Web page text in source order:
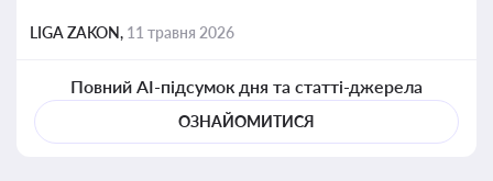
LIGA ZAKON, 11 травня 2026
Повний AI-підсумок дня та статті-джерела
ОЗНАЙОМИТИСЯ